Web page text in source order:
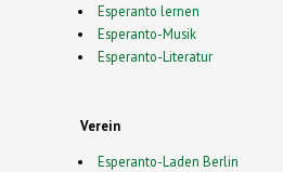
Esperanto lernen
Esperanto-Musik
Esperanto-Literatur
Verein
Esperanto-Laden Berlin